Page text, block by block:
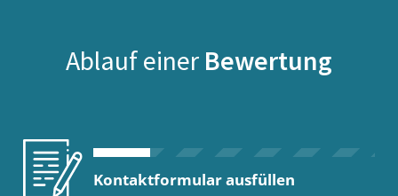
Ablauf einer Bewertung
Kontaktformular ausfüllen